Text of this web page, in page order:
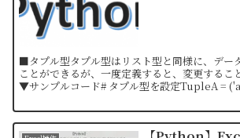
■タプル型タプル型はリスト型と同様に、デー
ことができるが、一度定義すると、変更するこ
▼サンプルコード# タプル型を設定TupleA =